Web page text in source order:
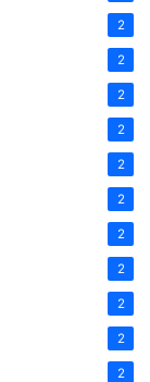
2
2
2
2
2
2
2
2
2
2
2